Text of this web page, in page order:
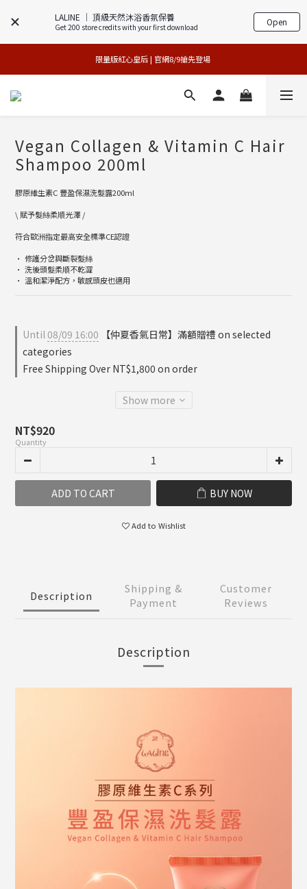
LALINE │ 頂級天然沐浴香氛保養
Get 200 store credits with your first download Open
買1送1特賣會 | 台中大遠百店 / 南紡店
專櫃加碼活動 | 尊寵指定系列2件88折
限量版紅心皇后 | 官網8/9搶先登場
買1送1特賣會 | 台中大遠百店 / 南紡店
Vegan Collagen & Vitamin C Hair
Shampoo 200ml
膠原維生素C 豐盈保濕洗髮露200ml
\ 賦予髮絲柔順光澤 /
符合歐洲指定最高安全標準CE認證
• 修護分岔與斷裂髮絲
• 洗後頭髮柔順不乾澀
• 溫和潔淨配方，敏感頭皮也適用
Until08/09 16:00 【仲夏香氣日常】滿額贈禮 on selected
categories
Free Shipping Over NT$1,800 on order
Show more
NT$920
Quantity
ADD TO CART BUY NOW
Add to Wishlist
Description
Shipping &
Payment
Customer
Reviews
Description